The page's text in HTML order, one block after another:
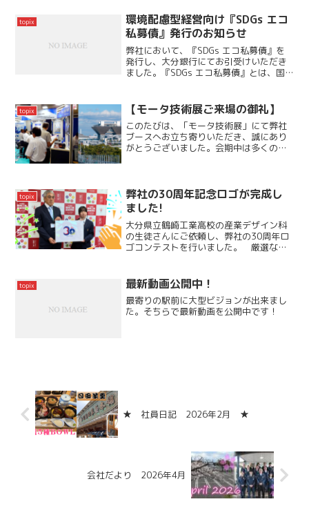
法」...
topix
環境配慮型経営向け『SDGs エコ
私募債』発行のお知らせ
弊社において、『SDGs エコ私募債』を
発行し、大分銀行にてお引受けいただき
ました。『SDGs エコ私募債』とは、国
した経営に取り組む企業が発行できる私
募債です。弊社で...
topix 【モータ技術展ご来場の御礼】
このたびは、「モータ技術展」にて弊社
ブースへお立ち寄りいただき、誠にあり
がとうございました。会期中は多くの皆
で盛況のうちに展示会を終...
topix
弊社の30周年記念ロゴが完成し
ました!
大分県立鶴崎工業高校の産業デザイン科
の生徒さんにご依頼し、弊社の30周年ロ
ゴコンテストを行いました。 厳選なる
の社長です。 デザイン科のみなさま、
素敵な作品をありがと...
topix 最新動画公開中！
最寄りの駅前に大型ビジョンが出来まし
た。そちらで最新動画を公開中です！
★ 社員日記 2026年2月 ★
会社だより 2026年4月